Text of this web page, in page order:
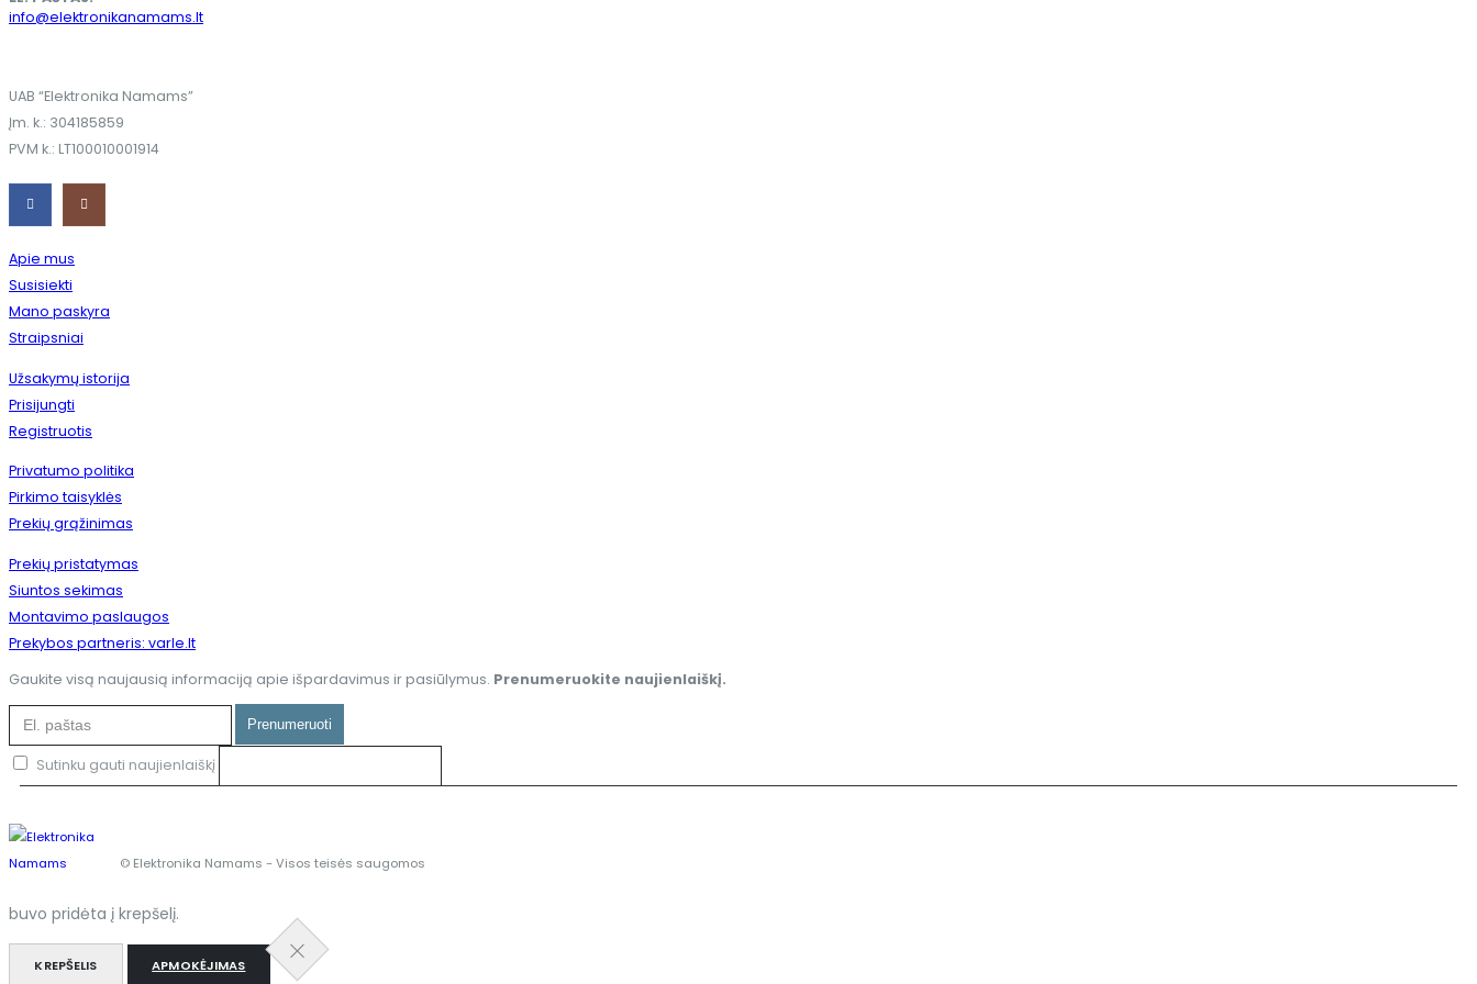
info@elektronikanamams.lt
UAB “Elektronika Namams”
Įm. k.: 304185859
PVM k.: LT100010001914
Apie mus
Susisiekti
Mano paskyra
Straipsniai
Užsakymų istorija
Prisijungti
Registruotis
Privatumo politika
Pirkimo taisyklės
Prekių grąžinimas
Prekių pristatymas
Siuntos sekimas
Montavimo paslaugos
Prekybos partneris: varle.lt
Gaukite visą naujausią informaciją apie išpardavimus ir pasiūlymus. Prenumeruokite naujienlaiškį.
Prenumeruoti
Sutinku gauti naujienlaiškį
© Elektronika Namams - Visos teisės saugomos
buvo pridėta į krepšelį.
KREPŠELIS APMOKĖJIMAS